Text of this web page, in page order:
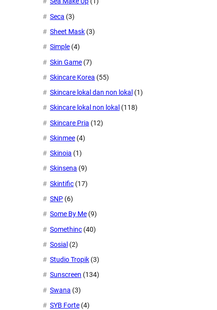
Seca (3)
Sheet Mask (3)
Simple (4)
Skin Game (7)
Skincare Korea (55)
Skincare lokal dan non lokal (1)
Skincare lokal non lokal (118)
Skincare Pria (12)
Skinmee (4)
Skinoia (1)
Skinsena (9)
Skintific (17)
SNP (6)
Some By Me (9)
Somethinc (40)
Sosial (2)
Studio Tropik (3)
Sunscreen (134)
Swana (3)
SYB Forte (4)